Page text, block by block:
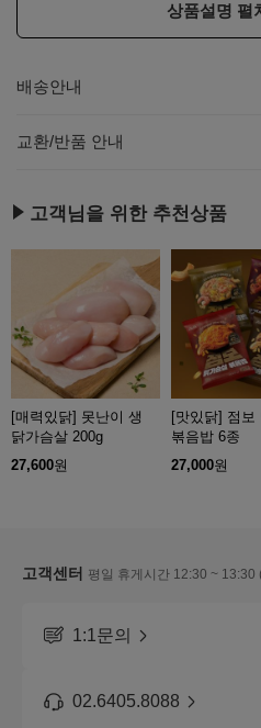
상품설명 펼
배송안내
교환/반품 안내
고객님을 위한 추천상품
[매력있닭] 못난이 생
닭가슴살 200g
27,600원
[맛있닭] 점보
볶음밥 6종
27,000원
고객센터 평일 휴게시간 12:30 ~ 13:30
1:1문의
02.6405.8088